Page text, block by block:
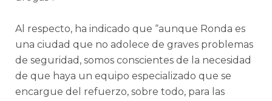
Al respecto, ha indicado que “aunque Ronda es
una ciudad que no adolece de graves problemas
de seguridad, somos conscientes de la necesidad
de que haya un equipo especializado que se
encargue del refuerzo, sobre todo, para las